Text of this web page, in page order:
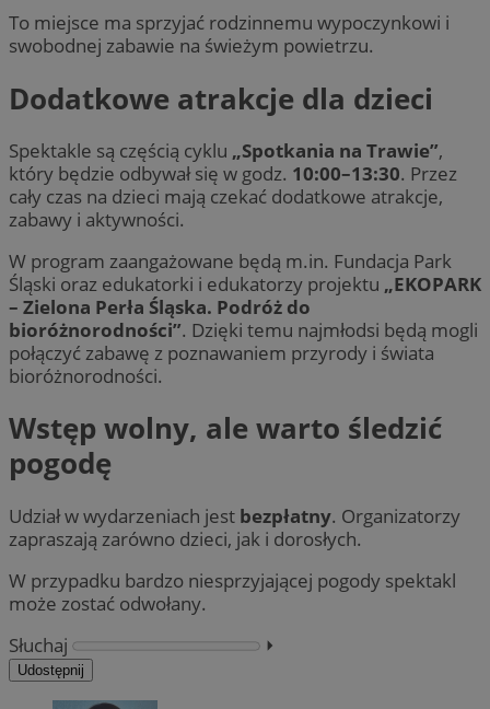
To miejsce ma sprzyjać rodzinnemu wypoczynkowi i
swobodnej zabawie na świeżym powietrzu.
Dodatkowe atrakcje dla dzieci
Spektakle są częścią cyklu „Spotkania na Trawie”,
który będzie odbywał się w godz. 10:00–13:30. Przez
cały czas na dzieci mają czekać dodatkowe atrakcje,
zabawy i aktywności.
W program zaangażowane będą m.in. Fundacja Park
Śląski oraz edukatorki i edukatorzy projektu „EKOPARK
– Zielona Perła Śląska. Podróż do
bioróżnorodności”. Dzięki temu najmłodsi będą mogli
połączyć zabawę z poznawaniem przyrody i świata
bioróżnorodności.
Wstęp wolny, ale warto śledzić
pogodę
Udział w wydarzeniach jest bezpłatny. Organizatorzy
zapraszają zarówno dzieci, jak i dorosłych.
W przypadku bardzo niesprzyjającej pogody spektakl
może zostać odwołany.
Słuchaj
⏵︎
Udostępnij